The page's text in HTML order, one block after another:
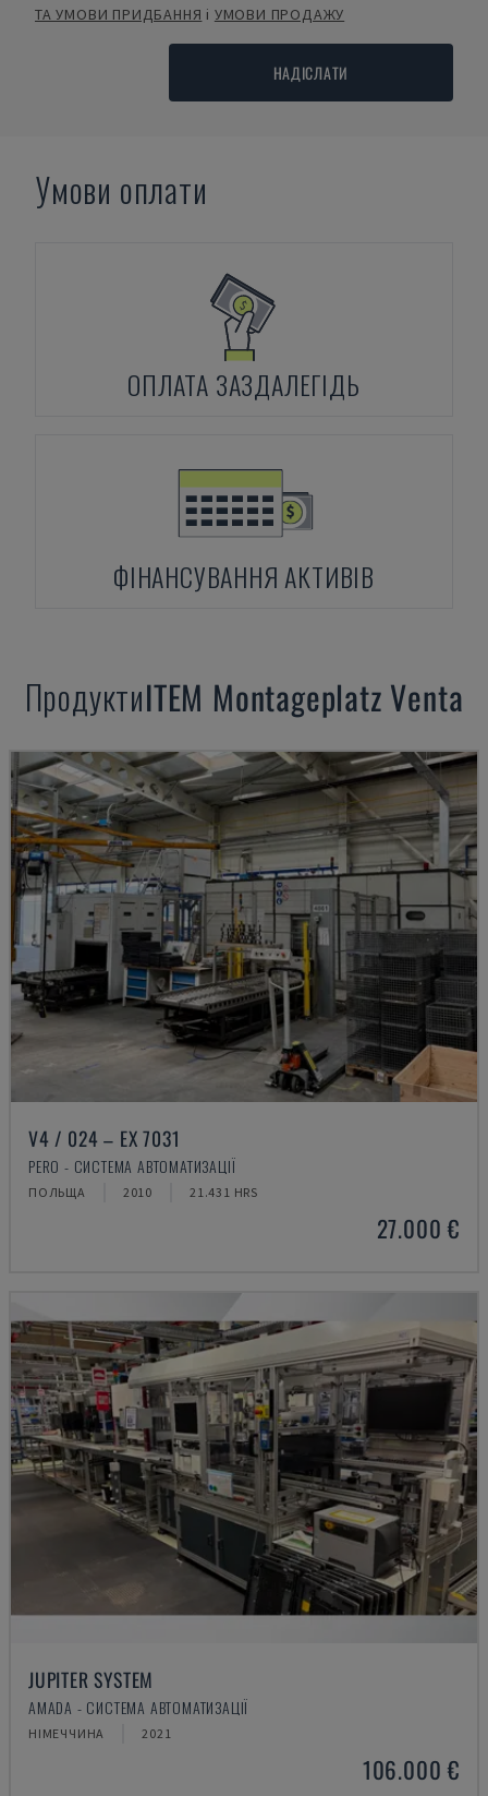
ТА УМОВИ ПРИДБАННЯ і УМОВИ ПРОДАЖУ
НАДІСЛАТИ
Умови оплати
ОПЛАТА ЗАЗДАЛЕГІДЬ
ФІНАНСУВАННЯ АКТИВІВ
ПродуктиITEM Montageplatz Venta
V4 / 024 – EX 7031
PERO - СИСТЕМА АВТОМАТИЗАЦІЇ
ПОЛЬЩА 2010 21.431 HRS
27.000 €
JUPITER SYSTEM
AMADA - СИСТЕМА АВТОМАТИЗАЦІЇ
НІМЕЧЧИНА 2021
106.000 €